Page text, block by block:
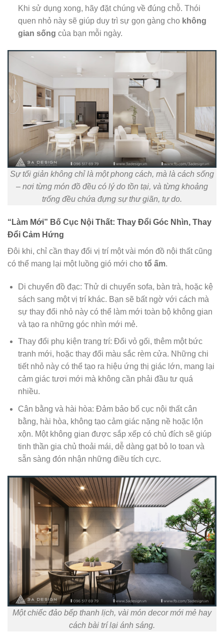
Khi sử dụng xong, hãy đặt chúng về đúng chỗ. Thói
quen nhỏ này sẽ giúp duy trì sự gọn gàng cho không
gian sống của bạn mỗi ngày.
Sự tối giản không chỉ là một phong cách, mà là cách sống
– nơi từng món đồ đều có lý do tồn tại, và từng khoảng
trống đều chứa đựng sự thư giãn, tự do.
“Làm Mới” Bố Cục Nội Thất: Thay Đổi Góc Nhìn, Thay
Đổi Cảm Hứng
Đôi khi, chỉ cần thay đổi vị trí một vài món đồ nội thất cũng
có thể mang lại một luồng gió mới cho tổ ấm.
Di chuyển đồ đạc: Thử di chuyển sofa, bàn trà, hoặc kệ
sách sang một vị trí khác. Bạn sẽ bất ngờ với cách mà
sự thay đổi nhỏ này có thể làm mới toàn bộ không gian
và tạo ra những góc nhìn mới mẻ.
Thay đổi phụ kiện trang trí: Đổi vỏ gối, thêm một bức
tranh mới, hoặc thay đổi màu sắc rèm cửa. Những chi
tiết nhỏ này có thể tạo ra hiệu ứng thị giác lớn, mang lại
cảm giác tươi mới mà không cần phải đầu tư quá
nhiều.
Cân bằng và hài hòa: Đảm bảo bố cục nội thất cân
bằng, hài hòa, không tạo cảm giác nặng nề hoặc lộn
xộn. Một không gian được sắp xếp có chủ đích sẽ giúp
tinh thần gia chủ thoải mái, dễ dàng gạt bỏ lo toan và
sẵn sàng đón nhận những điều tích cực.
Một chiếc đảo bếp thanh lịch, vài món decor mới mẻ hay
cách bài trí lại ánh sáng.